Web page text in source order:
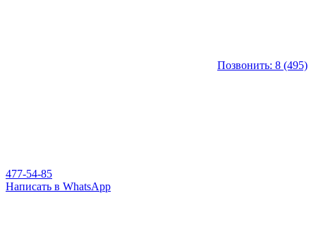
Позвонить: 8 (495)
477-54-85
Написать в WhatsApp